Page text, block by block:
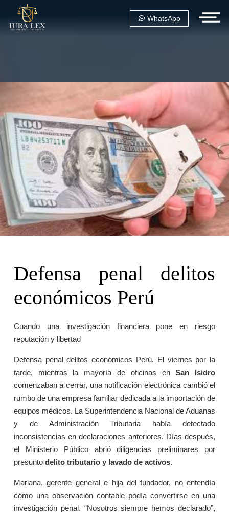
WhatsApp
Defensa penal delitos
económicos Perú
Cuando una investigación financiera pone en riesgo
reputación y libertad
Defensa penal delitos económicos Perú. El viernes por la
tarde, mientras la mayoría de oficinas enSan Isidro
comenzaban a cerrar, una notificación electrónica cambió el
rumbo de una empresa familiar dedicada a la importación de
equipos médicos. La Superintendencia Nacional de Aduanas
y de Administración Tributaria había detectado
inconsistencias en declaraciones anteriores. Días después,
el Ministerio Público abrió diligencias preliminares por
presunto delito tributario y lavado de activos.
Mariana, gerente general e hija del fundador, no entendía
cómo una observación contable podía convertirse en una
investigación penal. “Nosotros siempre hemos declarado”,